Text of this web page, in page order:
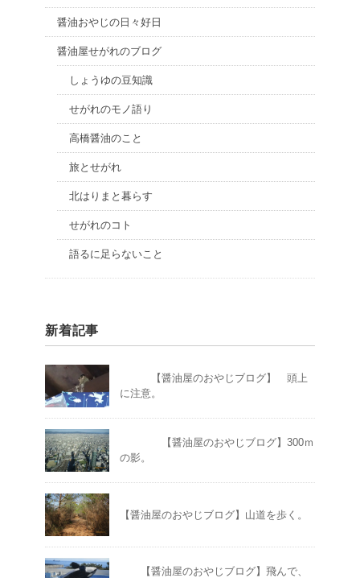
醤油おやじの日々好日
醤油屋せがれのブログ
しょうゆの豆知識
せがれのモノ語り
高橋醤油のこと
旅とせがれ
北はりまと暮らす
せがれのコト
語るに足らないこと
新着記事
【醤油屋のおやじブログ】 頭上
に注意。
【醤油屋のおやじブログ】300ｍ
の影。
【醤油屋のおやじブログ】山道を歩く。
【醤油屋のおやじブログ】飛んで、